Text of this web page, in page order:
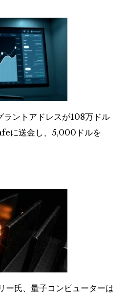
ラントアドレスが108万ドル
に送金し、5,000ドルを
氏、量子コンピューターは